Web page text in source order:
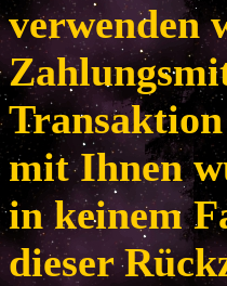
verwenden
Transaktion
mit Ihnen
in keinem
dieser